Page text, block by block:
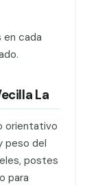
en cada
La
orientativo
peso del
postes
para